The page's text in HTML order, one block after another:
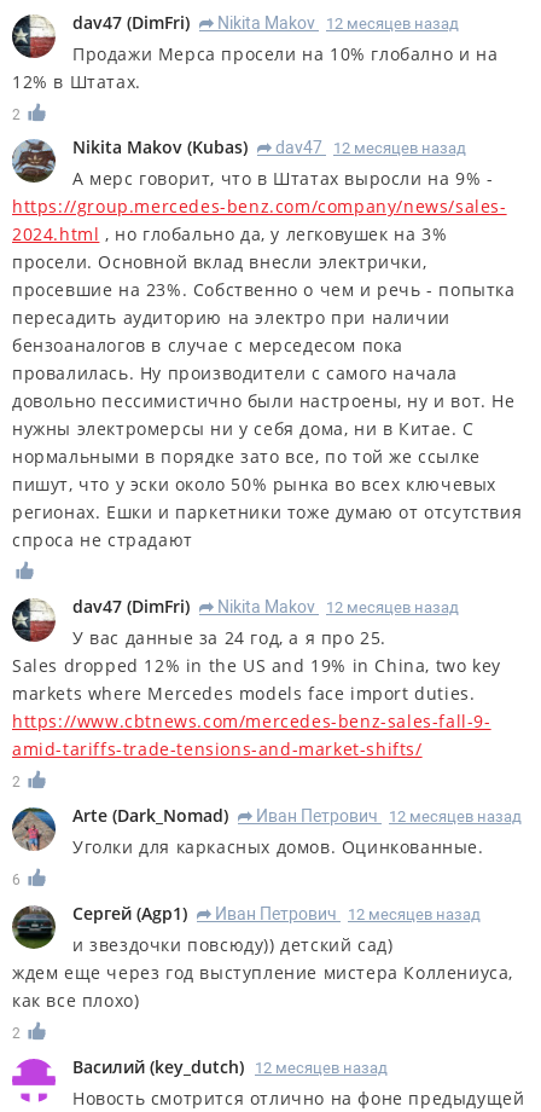
dav47 (DimFri) R Nikita Makov 12 месяцев назад
Продажи Мерса просели на 10% глобално и на
12% в Штатах.
2
Nikita Makov (Kubas) R dav47 12 месяцев назад
А мерс говорит, что в Штатах выросли на 9% -
https://group.mercedes-benz.com/company/news/sales-
2024.html , но глобально да, у легковушек на 3%
просели. Основной вклад внесли электрички,
просевшие на 23%. Собственно о чем и речь - попытка
пересадить аудиторию на электро при наличии
бензоаналогов в случае с мерседесом пока
провалилась. Ну производители с самого начала
довольно пессимистично были настроены, ну и вот. Не
нужны электромерсы ни у себя дома, ни в Китае. С
нормальными в порядке зато все, по той же ссылке
пишут, что у эски около 50% рынка во всех ключевых
регионах. Ешки и паркетники тоже думаю от отсутствия
спроса не страдают
dav47 (DimFri) R Nikita Makov 12 месяцев назад
У вас данные за 24 год, а я про 25.
Sales dropped 12% in the US and 19% in China, two key
markets where Mercedes models face import duties.
https://www.cbtnews.com/mercedes-benz-sales-fall-9-
amid-tariffs-trade-tensions-and-market-shifts/
2
Arte (Dark_Nomad) R Иван Петрович 12 месяцев назад
Уголки для каркасных домов. Оцинкованные.
6
Сергей (Agp1) R Иван Петрович 12 месяцев назад
и звездочки повсюду)) детский сад)
ждем еще через год выступление мистера Коллениуса,
как все плохо)
2
Василий (key_dutch) 12 месяцев назад
Новость смотрится отлично на фоне предыдущей